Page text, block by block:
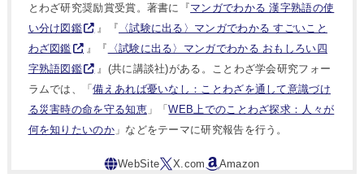
とわざ研究奨励賞受賞。著書に『マンガでわかる 漢字熟語の使
い分け図鑑
』『 〈試験に出る〉マンガでわかる すごいこと
わざ図鑑
』『
〈試験に出る〉マンガでわかる おもしろい四
字熟語図鑑
』(共に講談社)がある。ことわざ学会研究フォー
ラムでは、「備えあれば憂いなし：ことわざを通して意識づけ
る災害時の命を守る知恵」「WEB上でのことわざ探求：人々が
何を知りたいのか」などをテーマに研究報告を行う。